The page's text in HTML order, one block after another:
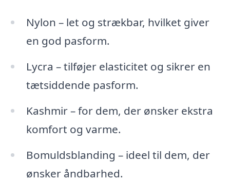
Nylon – let og strækbar, hvilket giver
en god pasform.
Lycra – tilføjer elasticitet og sikrer en
tætsiddende pasform.
Kashmir – for dem, der ønsker ekstra
komfort og varme.
Bomuldsblanding – ideel til dem, der
ønsker åndbarhed.